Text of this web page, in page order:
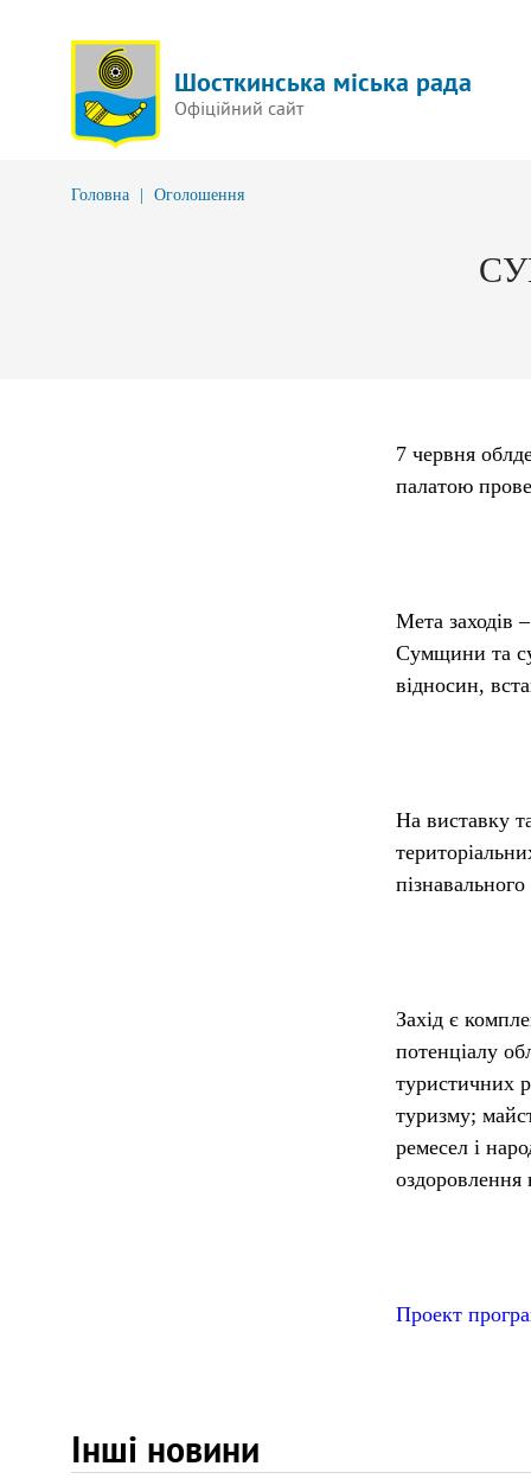
Шосткинська міська рада
Офіційний сайт
Головна Оголошення
7 червня
палатою
Мета заходів
Сумщини та
відносин,
На виставку
Захід є
потенціалу
туристичних
туризму;
ремесел і
Проект
Інші новини